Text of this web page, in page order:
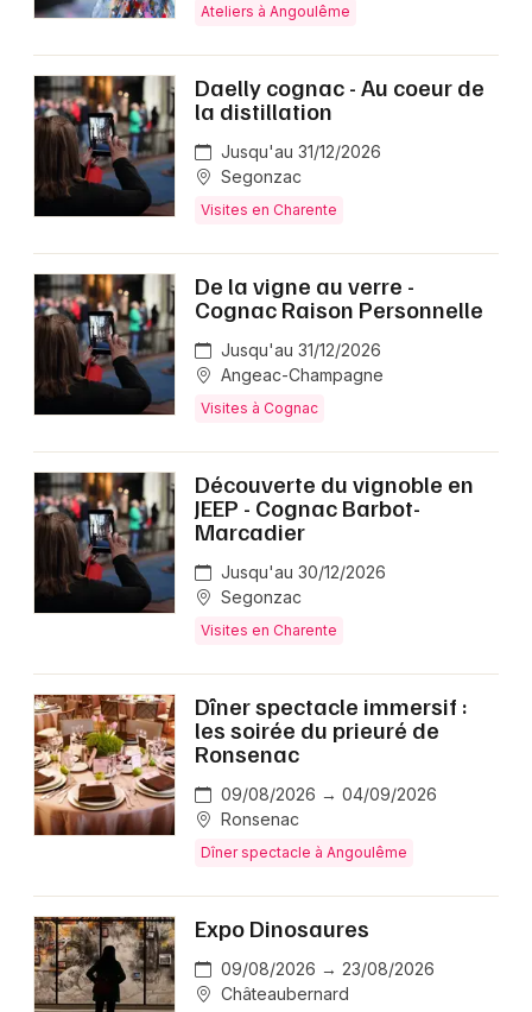
Ateliers à Angoulême
Daelly cognac - Au coeur de
la distillation
Jusqu'au 31/12/2026
Segonzac
Visites en Charente
De la vigne au verre -
Cognac Raison Personnelle
Jusqu'au 31/12/2026
Angeac-Champagne
Visites à Cognac
Découverte du vignoble en
JEEP - Cognac Barbot-
Marcadier
Jusqu'au 30/12/2026
Segonzac
Visites en Charente
Dîner spectacle immersif :
les soirée du prieuré de
Ronsenac
09/08/2026 → 04/09/2026
Ronsenac
Dîner spectacle à Angoulême
Expo Dinosaures
09/08/2026 → 23/08/2026
Châteaubernard